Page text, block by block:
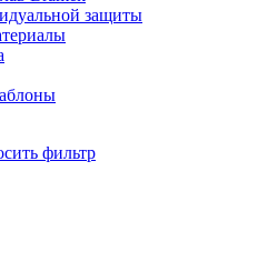
защиты
фильтр